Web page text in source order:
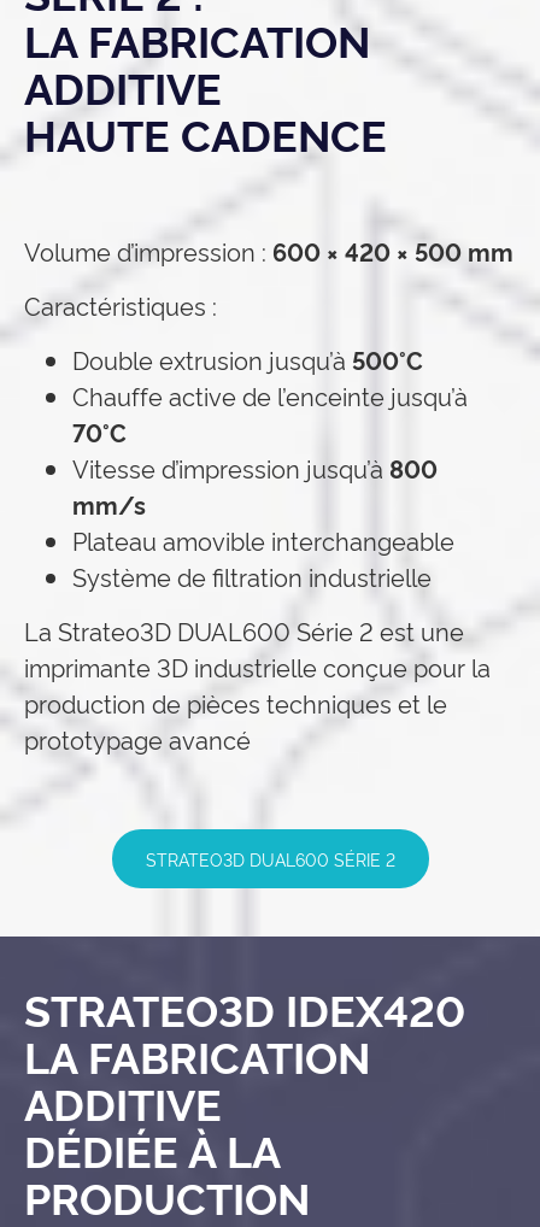
LA FABRICATION
ADDITIVE
HAUTE CADENCE
Volume d’impression : 600 × 420 × 500 mm
Caractéristiques :
Double extrusion jusqu’à 500°C
Chauffe active de l’enceinte jusqu’à
70°C
Vitesse d’impression jusqu’à 800
mm/s
Plateau amovible interchangeable
Système de filtration industrielle
La Strateo3D DUAL600 Série 2 est une
imprimante 3D industrielle conçue pour la
production de pièces techniques et le
prototypage avancé
STRATEO3D DUAL600 SÉRIE 2
STRATEO3D IDEX420
LA FABRICATION
ADDITIVE
DÉDIÉE À LA
PRODUCTION